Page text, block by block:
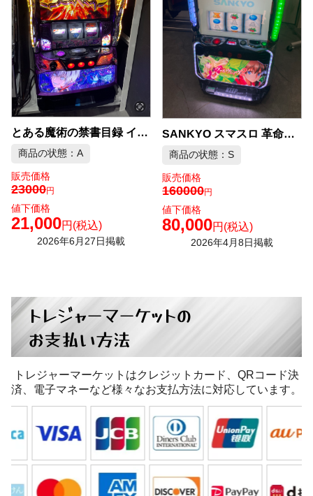
とある魔術の禁書目録 インデックス パチスロ機 スマスロ アクセラレーター 一方通行 パチスロ 中古品販売
商品の状態：A
販売価格
23000円
値下価格
21,000円 (税込)
2026年6月27日掲載
SANKYO スマスロ 革命機 ヴァルヴレイヴ2 実機 中古品販売
商品の状態：S
販売価格
160000円
値下価格
80,000円 (税込)
2026年4月8日掲載
トレジャーマーケットの
お支払い方法
トレジャーマーケットはクレジットカード、QRコード決
済、電子マネーなど様々なお支払方法に対応しています。